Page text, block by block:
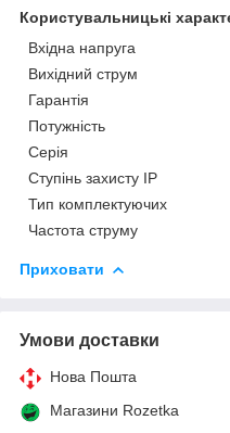
Користувальницькі
Вхідна напруга
Вихідний струм
Гарантія
Потужність
Серія
Ступінь захисту IP
Тип комплектуючих
Частота струму
Приховати
Умови доставки
Нова Пошта
Магазини Rozetka